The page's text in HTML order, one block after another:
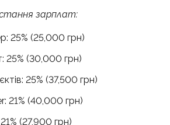
зарплат:
25% (25,000 грн)
25% (30,000 грн)
25% (37,500 грн)
21% (40,000 грн)
(27,900 грн)